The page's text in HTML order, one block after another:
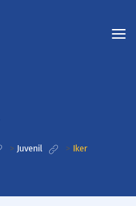
> Juvenil > Iker